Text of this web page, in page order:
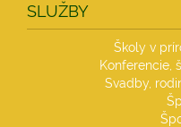
SLUŽBY
Školy v
Konferencie,
Svadby,